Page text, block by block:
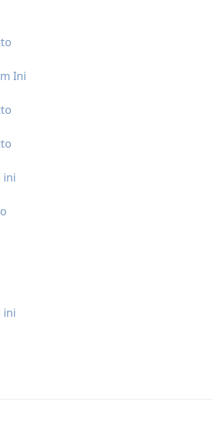
Ini
ini
ini